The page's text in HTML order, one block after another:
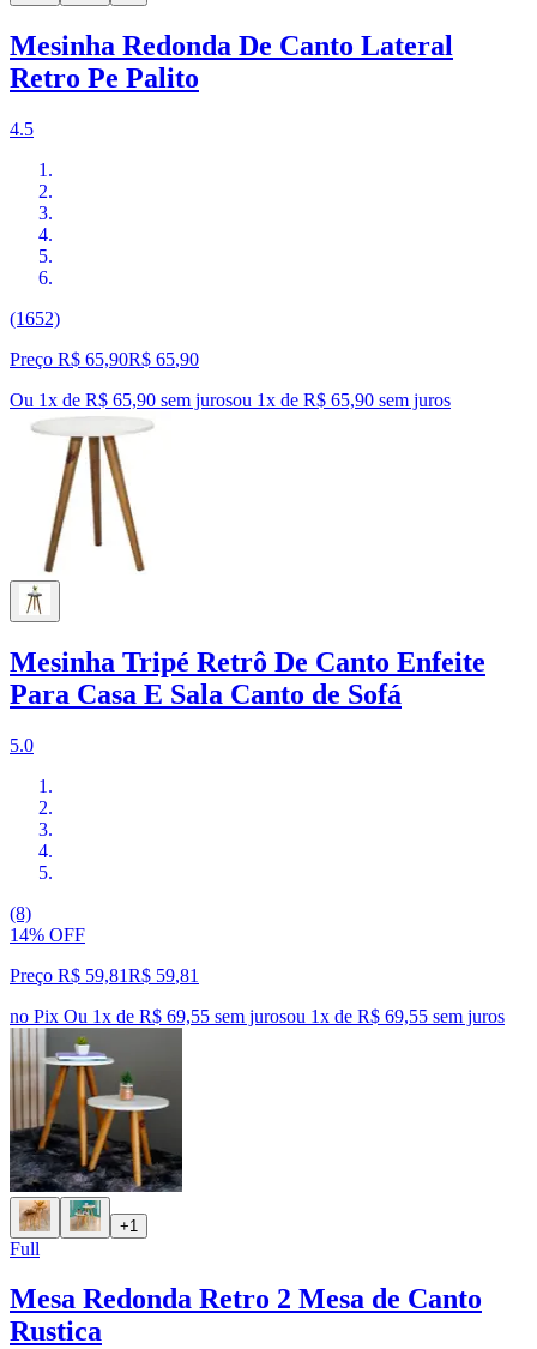
Mesinha Redonda De Canto Lateral
Retro Pe Palito
4.5
(1652)
Preço R$ 65,90R$ 65,90
Ou 1x de R$ 65,90 sem jurosou 1x de R$ 65,90 sem juros
Mesinha Tripé Retrô De Canto Enfeite
Para Casa E Sala Canto de Sofá
5.0
(8)
14% OFF
Preço R$ 59,81R$ 59,81
no Pix Ou 1x de R$ 69,55 sem jurosou 1x de R$ 69,55 sem juros
+1
Full
Mesa Redonda Retro 2 Mesa de Canto
Rustica